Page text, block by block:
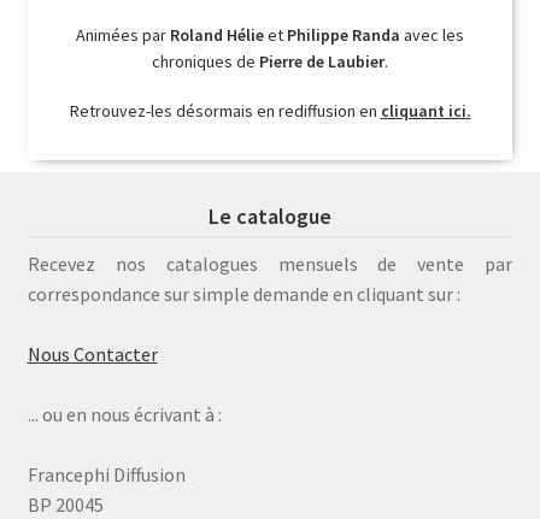
Animées par Roland Hélieet Philippe Randa avec les
chroniques de Pierre de Laubier.
Retrouvez-les désormais en rediffusion en cliquant ici.
Le catalogue
Recevez nos catalogues mensuels de vente par
correspondance sur simple demande en cliquant sur :
Nous Contacter
... ou en nous écrivant à :
Francephi Diffusion
BP 20045